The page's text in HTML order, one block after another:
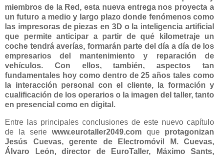
miembros de la Red, esta nueva entrega nos proyecta a
un futuro a medio y largo plazo donde fenómenos como
las impresoras de piezas en 3D o la inteligencia artificial
que permite anticipar a partir de qué kilometraje un
coche tendrá averías, formarán parte del día a día de los
empresarios del mantenimiento y reparación de
vehículos. Con ellos, también, aspectos tan
fundamentales hoy como dentro de 25 años tales como
la interacción personal con el cliente, la formación y
cualificación de los operarios o la imagen del taller, tanto
en presencial como en digital.
Entre las principales conclusiones de este nuevo capítulo
de la serie www.eurotaller2049.com que protagonizan
Jesús Cuevas, gerente de Electromóvil M. Cuevas,
Álvaro León, director de EuroTaller, Máximo Sants,